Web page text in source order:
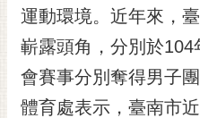
閱
電
子
報
市
運動環境。近年來，
嶄露頭角，分別於
會賽事分別奪得男子
體育處表示，臺南市